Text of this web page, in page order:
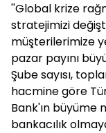
''Global krize
stratejimizi
müşterilerimize
pazar payını
Şube sayısı,
hacmine göre
Bank'ın büyüme
bankacılık